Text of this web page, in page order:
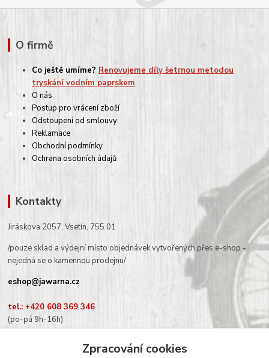
O firmě
Co ještě umíme? Renovujeme díly šetrnou metodou
tryskání vodním paprskem
O nás
Postup pro vrácení zboží
Odstoupení od smlouvy
Reklamace
Obchodní podmínky
Ochrana osobních údajů
Kontakty
Jiráskova 2057, Vsetín, 755 01
/pouze sklad a výdejní místo objednávek vytvořených přes e-shop -
nejedná se o kamennou prodejnu/
eshop@jawarna.cz
tel.: +420 608 369 346
(po-pá 9h-16h)
Zpracování cookies